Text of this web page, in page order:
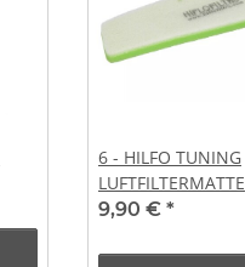
6 - HILFO TUNING
LUFTFILTERMATTE
9,90 € *